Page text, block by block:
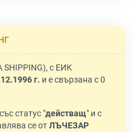
SHIPPING), с ЕИК
г. и е свързана с 0
статус "действащ" и с
се отЛЪЧЕЗАР